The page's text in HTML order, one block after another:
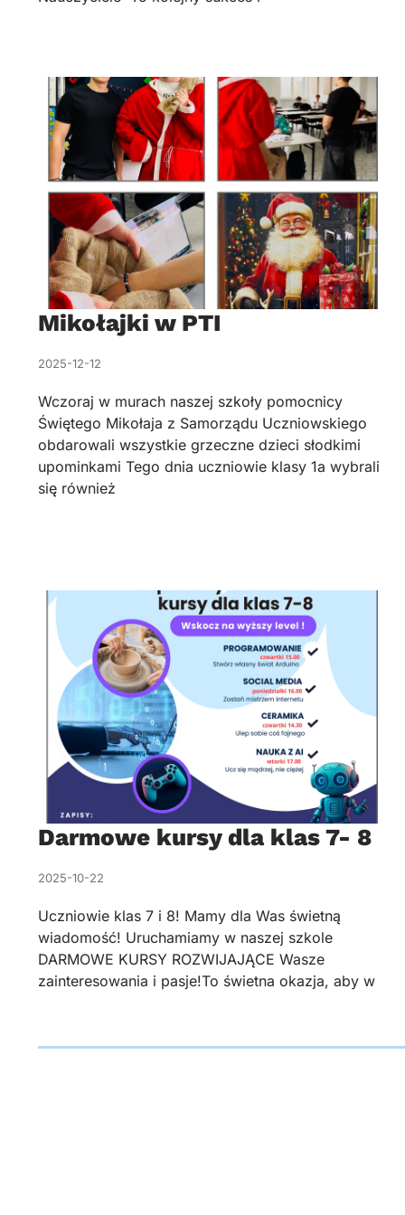
Mikołajki w PTI
2025-12-12
Wczoraj w murach naszej szkoły pomocnicy
Świętego Mikołaja z Samorządu Uczniowskiego
obdarowali wszystkie grzeczne dzieci słodkimi
upominkami Tego dnia uczniowie klasy 1a wybrali
się również
Darmowe kursy dla klas 7- 8
2025-10-22
Uczniowie klas 7 i 8! Mamy dla Was świetną
wiadomość! Uruchamiamy w naszej szkole
DARMOWE KURSY ROZWIJAJĄCE Wasze
zainteresowania i pasje!To świetna okazja, aby w